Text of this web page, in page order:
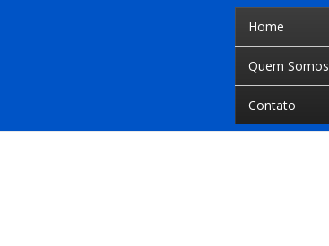
Home
Quem Somos
Contato